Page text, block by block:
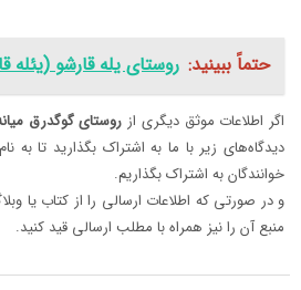
حتماً ببینید: روستای یله قارشو (یئله
اگر اطلاعات موثق دیگری از روستای گوگدرق
دیدگاه‌های زیر با ما به اشتراک بگذارید تا به
خوانندگان به اشتراک بگذاریم.
و در صورتی که اطلاعات ارسالی را از کتاب یا
منبع آن را نیز همراه با مطلب ارسالی قید کنید.